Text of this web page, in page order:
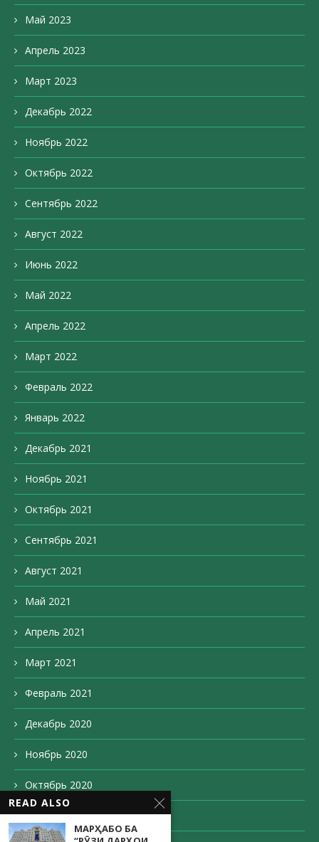
Май 2023
Апрель 2023
Март 2023
Декабрь 2022
Ноябрь 2022
Октябрь 2022
Сентябрь 2022
Август 2022
Июнь 2022
Май 2022
Апрель 2022
Март 2022
Февраль 2022
Январь 2022
Декабрь 2021
Ноябрь 2021
Октябрь 2021
Сентябрь 2021
Август 2021
Май 2021
Апрель 2021
Март 2021
Февраль 2021
Декабрь 2020
Ноябрь 2020
Октябрь 2020
Сентябрь 2020
READ ALSO
МАРҲАБО БА